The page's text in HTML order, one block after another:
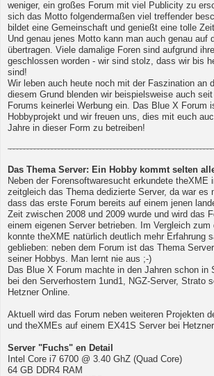
weniger, ein großes Forum mit viel Publicity zu
sich das Motto folgendermaßen viel treffender
bildet eine Gemeinschaft und genießt eine tolle
Und genau jenes Motto kann man auch genau auf
übertragen. Viele damalige Foren sind aufgrund
geschlossen worden - wir sind stolz, dass wir bis
sind!
Wir leben auch heute noch mit der Faszination an
diesem Grund blenden wir beispielsweise auch
Forums keinerlei Werbung ein. Das Blue X Forum
Hobbyprojekt und wir freuen uns, dies mit euch
Jahre in dieser Form zu betreiben!
Das Thema Server: Ein Hobby kommt selten
Neben der Forensoftwaresucht erkundete theXME
zeitgleich das Thema dedizierte Server, da war es
dass das erste Forum bereits auf einem jenen
Zeit zwischen 2008 und 2009 wurde und wird das
einem eigenen Server betrieben. Im Vergleich
konnte theXME natürlich deutlich mehr Erfahrung
geblieben: neben dem Forum ist das Thema
seiner Hobbys. Man lernt nie aus ;-)
Das Blue X Forum machte in den Jahren schon in
bei den Serverhostern 1und1, NGZ-Server, Strato
Hetzner Online.
Aktuell wird das Forum neben weiteren Projekten
und theXMEs auf einem EX41S Server bei
Server "Fuchs" en Detail
Intel Core i7 6700 @ 3.40 GhZ (Quad Core)
64 GB DDR4 RAM